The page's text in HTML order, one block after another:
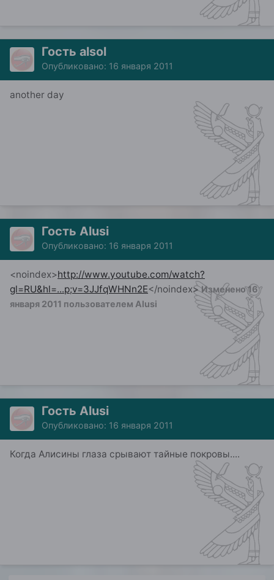
Гость alsol
Опубликовано: 16 января 2011
another day
Гость Alusi
Опубликовано: 16 января 2011
<noindex>http://www.youtube.com/watch?
gl=RU&hl=...p;v=3JJfqWHNn2E</noindex> Изменено16
января 2011 пользователем Alusi
Гость Alusi
Опубликовано: 16 января 2011
Когда Алисины глаза срывают тайные покровы....